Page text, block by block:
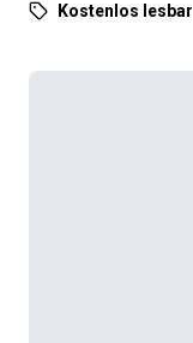
Kostenlos lesbar